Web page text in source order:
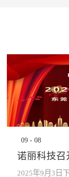
运算，并对运行
TCMS网络监控
功能： · 导向轮胎
的实时监测，并对
警；· 稳定轮胎压
实时监测，并对异
警；· 走行轮胎压
实时监测，并对异
分析校验，提前预
状态进行预防性报
示。 产品优势：
制的专业级精密
测弓网状态和主
系统除了对弓网
外，还将自动记
的弓网状态异常时
据。通过视觉分析
电弓在行车时的状
列车员能够及时了
弓故障，保证列车
行。 分系统： 1、
摄像机、光源、电
机、3G无线网络
公共网络· 通过公
数据传输。· 网络
09 - 08
诺丽科技召
2025年9月3日